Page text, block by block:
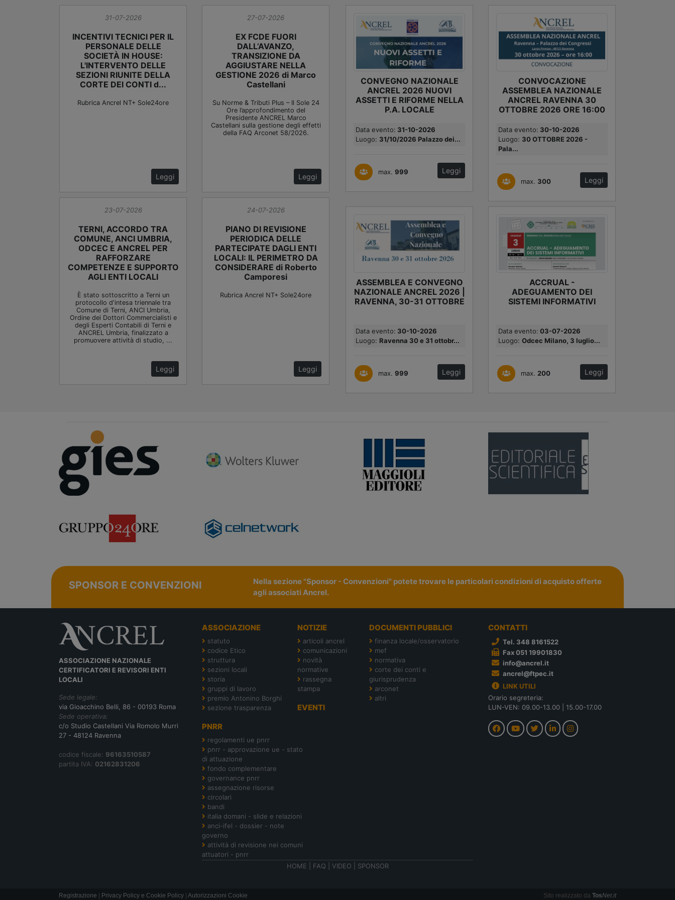
31-07-2026
INCENTIVI TECNICI PER IL
PERSONALE DELLE
SOCIETÀ IN HOUSE:
L'INTERVENTO DELLE
SEZIONI RIUNITE DELLA
CORTE DEI CONTI d...
Rubrica Ancrel NT+ Sole24ore
Leggi
27-07-2026
EX FCDE FUORI
DALL’AVANZO,
TRANSIZIONE DA
AGGIUSTARE NELLA
GESTIONE 2026 di Marco
Castellani
Su Norme & Tributi Plus – Il Sole 24
Ore l’approfondimento del
Presidente ANCREL Marco
Castellani sulla gestione degli effetti
della FAQ Arconet 58/2026.
Leggi
23-07-2026
TERNI, ACCORDO TRA
COMUNE, ANCI UMBRIA,
ODCEC E ANCREL PER
RAFFORZARE
COMPETENZE E SUPPORTO
AGLI ENTI LOCALI
È stato sottoscritto a Terni un
protocollo d'intesa triennale tra
Comune di Terni, ANCI Umbria,
Ordine dei Dottori Commercialisti e
degli Esperti Contabili di Terni e
ANCREL Umbria, finalizzato a
promuovere attività di studio, ...
Leggi
24-07-2026
PIANO DI REVISIONE
PERIODICA DELLE
PARTECIPATE DAGLI ENTI
LOCALI: IL PERIMETRO DA
CONSIDERARE di Roberto
Camporesi
Rubrica Ancrel NT+ Sole24ore
Leggi
CONVEGNO NAZIONALE
ANCREL 2026 NUOVI
ASSETTI E RIFORME NELLA
P.A. LOCALE
Data evento: 31-10-2026
Luogo: 31/10/2026 Palazzo dei...
max. 999 Leggi
CONVOCAZIONE
ASSEMBLEA NAZIONALE
ANCREL RAVENNA 30
OTTOBRE 2026 ORE 16:00
Data evento: 30-10-2026
Luogo: 30 OTTOBRE 2026 -
Pala...
max. 300 Leggi
ASSEMBLEA E CONVEGNO
NAZIONALE ANCREL 2026 |
RAVENNA, 30-31 OTTOBRE
Data evento: 30-10-2026
Luogo: Ravenna 30 e 31 ottobr...
max. 999 Leggi
ACCRUAL -
ADEGUAMENTO DEI
SISTEMI INFORMATIVI
Data evento: 03-07-2026
Luogo: Odcec Milano, 3 luglio...
max. 200 Leggi
SPONSOR E CONVENZIONI
Nella sezione "Sponsor - Convenzioni" potete trovare le particolari condizioni di acquisto offerte
agli associati Ancrel.
ASSOCIAZIONE NAZIONALE
CERTIFICATORI E REVISORI ENTI
LOCALI
Sede legale:
via Gioacchino Belli, 86 - 00193 Roma
Sede operativa:
c/o Studio Castellani Via Romolo Murri
27 - 48124 Ravenna
codice fiscale: 96163510587
partita IVA: 02162831206
ASSOCIAZIONE
statuto
codice Etico
struttura
sezioni locali
storia
gruppi di lavoro
premio Antonino Borghi
sezione trasparenza
NOTIZIE
articoli ancrel
comunicazioni
novità
normative
rassegna
stampa
EVENTI
DOCUMENTI PUBBLICI
finanza locale/osservatorio
mef
normativa
corte dei conti e
giurisprudenza
arconet
altri
PNRR
regolamenti ue pnrr
pnrr - approvazione ue - stato
di attuazione
fondo complementare
governance pnrr
assegnazione risorse
circolari
bandi
italia domani - slide e relazioni
anci-ifel - dossier - note
governo
attività di revisione nei comuni
attuatori - pnrr
HOME
FAQ VIDEO SPONSOR
CONTATTI
Tel. 348 8161522
Fax 051 19901830
info@ancrel.it
ancrel@ftpec.it
LINK UTILI
Orario segreteria:
LUN-VEN: 09.00-13.00 | 15.00-17.00
Registrazione | Privacy Policy e Cookie Policy | Autorizzazioni Cookie Sito realizzato da TosNet.it